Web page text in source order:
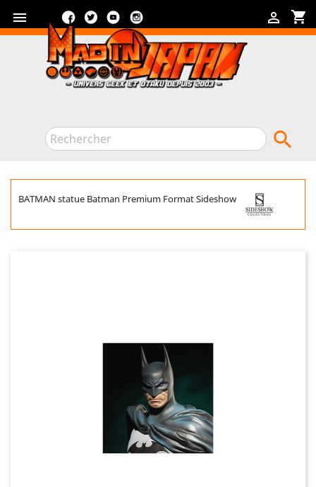
 shopping_cart

FacebookTwitterYouTube

BATMAN statue Batman Premium Format Sideshow